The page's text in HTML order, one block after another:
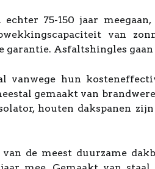
75-150 jaar
van
Asfaltshingles gaan
vanwege hun
gemaakt van
houten dakspanen
de meest duurzame